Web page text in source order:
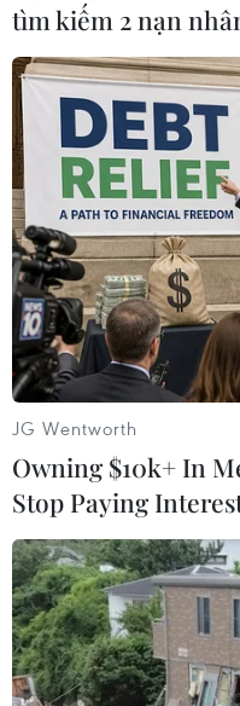
chặn các hoạt động
Trung Á, lên kế hoạch
hành động khủng bố
kích nổ một thiết bị tại
công cộng.
#khủng bố #thiết bị nổ
tìm kiếm 2 nạn
JG Wentworth
Owning $10k+ In
Stop Paying